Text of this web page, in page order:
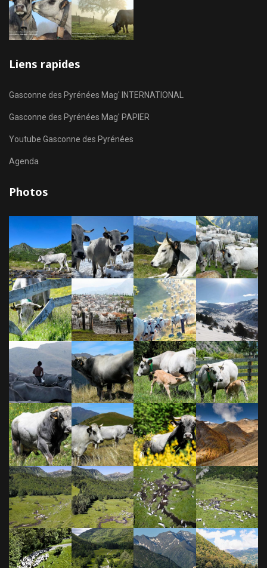
Liens rapides
Gasconne des Pyrénées Mag' INTERNATIONAL
Gasconne des Pyrénées Mag' PAPIER
Youtube Gasconne des Pyrénées
Agenda
Photos